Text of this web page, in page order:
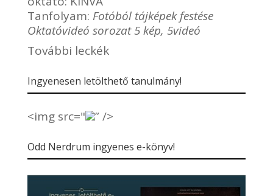
Tanfolyam: Fotóból tájképek festése
Oktatóvideó sorozat 5 kép, 5videó
További leckék
Ingyenesen letölthető tanulmány!
<img src=" ” />
Odd Nerdrum ingyenes e-könyv!